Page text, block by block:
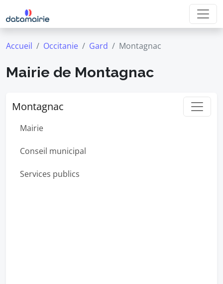
Accueil Occitanie Gard Montagnac
Mairie de Montagnac
Montagnac
Mairie
Conseil municipal
Services publics